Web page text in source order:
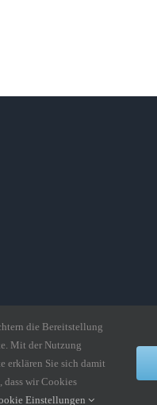
Copyright gedankepuzzle.de
die Bereitstellung
Mit der Nutzung
erklären Sie sich damit
dass wir Cookies
Einstellungen